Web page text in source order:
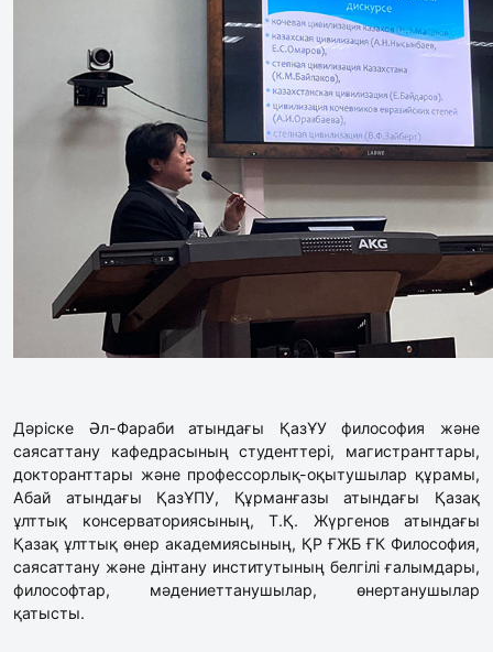
Дәріске Әл-Фараби атындағы ҚазҰУ философия және
саясаттану кафедрасының студенттері, магистранттары,
докторанттары және профессорлық-оқытушылар құрамы,
Абай атындағы ҚазҰПУ, Құрманғазы атындағы Қазақ
ұлттық консерваториясының, Т.Қ. Жүргенов атындағы
Қазақ ұлттық өнер академиясының, ҚР ҒЖБ ҒК Философия,
саясаттану және дінтану институтының белгілі ғалымдары,
философтар, мәдениеттанушылар, өнертанушылар
қатысты.